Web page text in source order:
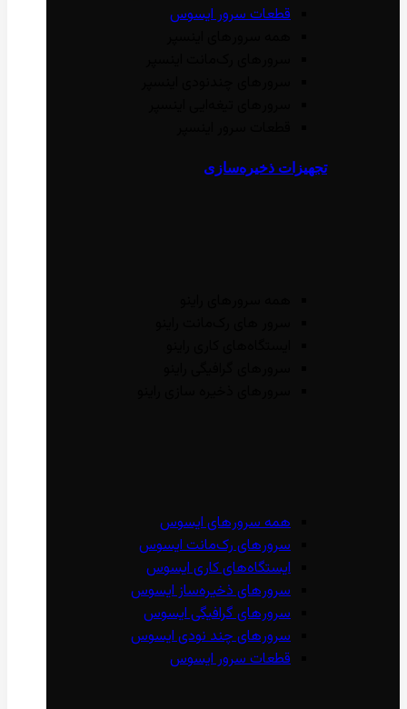
قطعات سرور ایسوس
تجهیزات ذخیره‌سازی
همه سرور‌های ایسوس
سرور‌های رک‌مانت ایسوس
ایستگاه‌های کاری ایسوس
سرور‌های ذخیره‌ساز ایسوس
سرور‌های گرافیگی ایسوس
سرور‌های چند نودی ایسوس
قطعات سرور ایسوس